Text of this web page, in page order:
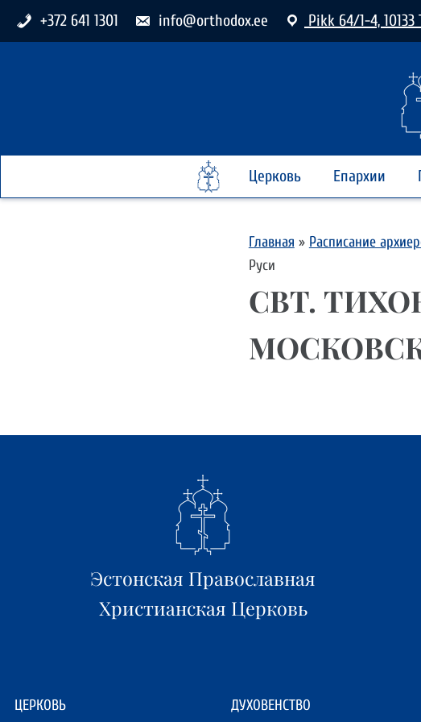
+372 641 1301 info@orthodox.ee Pikk 64/1-4,
Церковь Епархии
Главная » Расписание
Руси
СВТ.
Эстонская Православная
Христианская Церковь
ЦЕРКОВЬ ДУХОВЕНСТВО